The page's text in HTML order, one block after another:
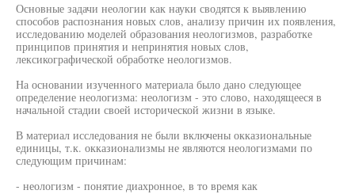
Основные задачи неологии как науки сводятся к выявлению
способов распознания новых слов, анализу причин их появления,
исследованию моделей образования неологизмов, разработке
принципов принятия и непринятия новых слов,
лексикографической обработке неологизмов.
На основании изученного материала было дано следующее
определение неологизма: неологизм - это слово, находящееся в
начальной стадии своей исторической жизни в языке.
В материал исследования не были включены окказиональные
единицы, т.к. окказионализмы не являются неологизмами по
следующим причинам:
- неологизм - понятие диахронное, в то время как